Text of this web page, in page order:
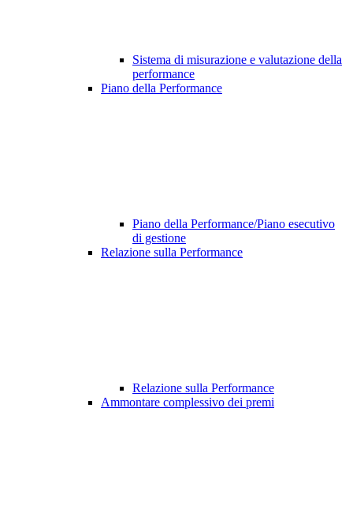
Sistema di misurazione e valutazione della
performance
Piano della Performance
Piano della Performance/Piano esecutivo
di gestione
Relazione sulla Performance
Relazione sulla Performance
Ammontare complessivo dei premi